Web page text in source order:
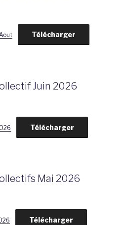
Télécharger
Juin 2026
Télécharger
Mai 2026
Télécharger